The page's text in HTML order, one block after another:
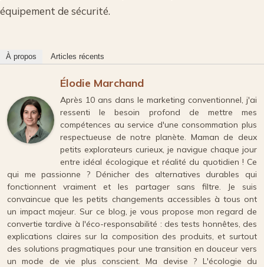
équipement de sécurité.
À propos Articles récents
Élodie Marchand
Après 10 ans dans le marketing conventionnel, j'ai
ressenti le besoin profond de mettre mes
compétences au service d'une consommation plus
respectueuse de notre planète. Maman de deux
petits explorateurs curieux, je navigue chaque jour
entre idéal écologique et réalité du quotidien ! Ce
qui me passionne ? Dénicher des alternatives durables qui
fonctionnent vraiment et les partager sans filtre. Je suis
convaincue que les petits changements accessibles à tous ont
un impact majeur. Sur ce blog, je vous propose mon regard de
convertie tardive à l'éco-responsabilité : des tests honnêtes, des
explications claires sur la composition des produits, et surtout
des solutions pragmatiques pour une transition en douceur vers
un mode de vie plus conscient. Ma devise ? L'écologie du